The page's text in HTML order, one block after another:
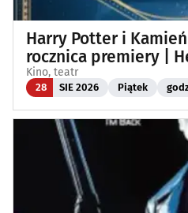
Harry Potter i
rocznica premiery |
Kino, teatr
28 SIE 2026 Piątek